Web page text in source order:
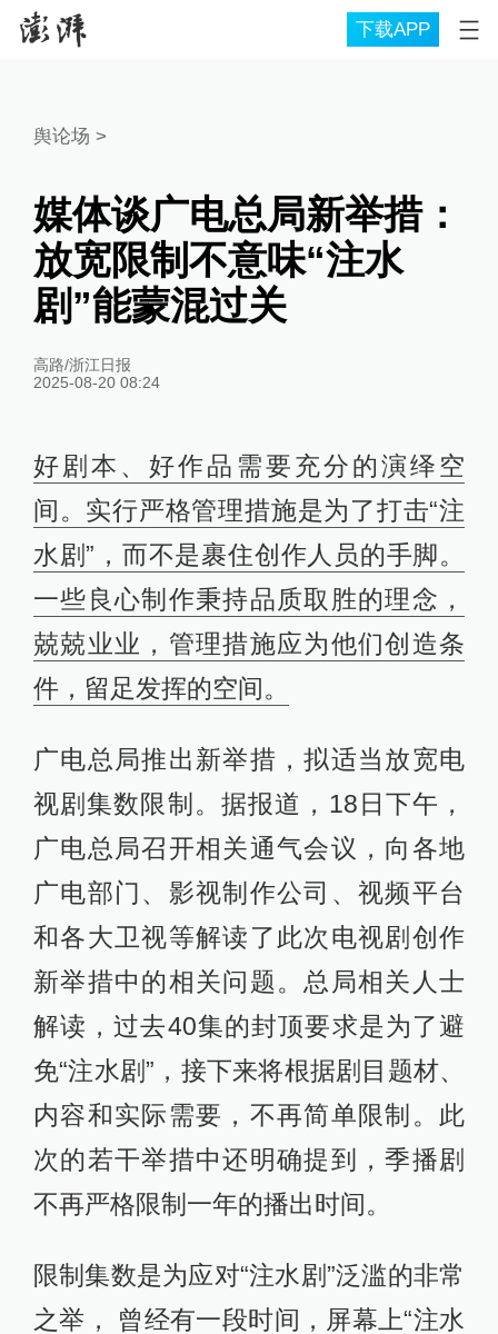
下载APP
舆论场 >
媒体谈广电总局新举措：
放宽限制不意味“注水
剧”能蒙混过关
高路/浙江日报
2025-08-20 08:24
好剧本、好作品需要充分的演绎空
间。实行严格管理措施是为了打击“注
水剧”，而不是裹住创作人员的手脚。
一些良心制作秉持品质取胜的理念，
兢兢业业，管理措施应为他们创造条
件，留足发挥的空间。
广电总局推出新举措，拟适当放宽电
视剧集数限制。据报道，18日下午，
广电总局召开相关通气会议，向各地
广电部门、影视制作公司、视频平台
和各大卫视等解读了此次电视剧创作
新举措中的相关问题。总局相关人士
解读，过去40集的封顶要求是为了避
免“注水剧”，接下来将根据剧目题材、
内容和实际需要，不再简单限制。此
次的若干举措中还明确提到，季播剧
不再严格限制一年的播出时间。
限制集数是为应对“注水剧”泛滥的非常
之举， 曾经有一段时间，屏幕上“注水